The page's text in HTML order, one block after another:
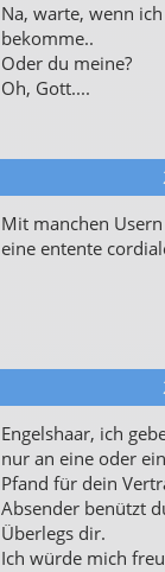
Na, warte, wenn
bekomme..
Oder du meine?
Oh, Gott....
Mit manchen
eine entente
Engelshaar, ich
nur an eine oder
Pfand für dein
Absender benützt
Überlegs dir.
Ich würde mich